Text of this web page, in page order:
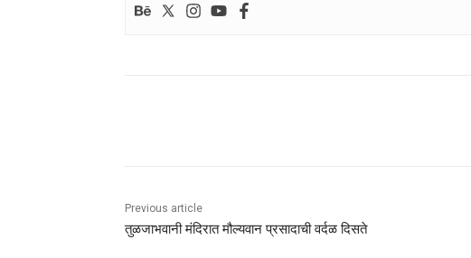
Previous article
तुळजाभवानी मंदिरात मौल्यवान प्रसादाची वर्दळ दिसते